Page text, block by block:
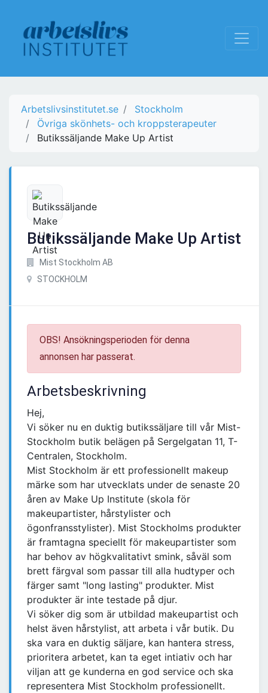
Arbetslivsinstitutet.se
Stockholm
Övriga skönhets- och kroppsterapeuter
Butikssäljande Make Up Artist
Butikssäljande Make Up Artist
Mist Stockholm AB
STOCKHOLM
OBS! Ansökningsperioden för denna
annonsen har passerat.
Arbetsbeskrivning
Hej,
Vi söker nu en duktig butikssäljare till vår Mist-
Stockholm butik belägen på Sergelgatan 11, T-
Centralen, Stockholm.
Mist Stockholm är ett professionellt makeup
märke som har utvecklats under de senaste 20
åren av Make Up Institute (skola för
makeupartister, hårstylister och
ögonfransstylister). Mist Stockholms produkter
är framtagna speciellt för makeupartister som
har behov av högkvalitativt smink, såväl som
brett färgval som passar till alla hudtyper och
färger samt "long lasting" produkter. Mist
produkter är inte testade på djur.
Vi söker dig som är utbildad makeupartist och
helst även hårstylist, att arbeta i vår butik. Du
ska vara en duktig säljare, kan hantera stress,
prioritera arbetet, kan ta eget intiativ och har
viljan att ge kunderna en god service och ska
representera Mist Stockholm professionellt.